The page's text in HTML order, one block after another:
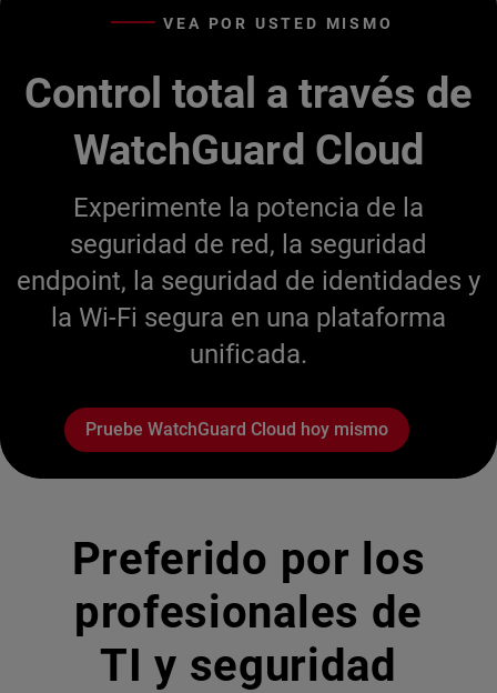
VEA POR USTED MISMO
Control total a través de
WatchGuard Cloud
Experimente la potencia de la
seguridad de red, la seguridad
endpoint, la seguridad de identidades y
la Wi-Fi segura en una plataforma
unificada.
Pruebe WatchGuard Cloud hoy mismo
Preferido por los
profesionales de
TI y seguridad